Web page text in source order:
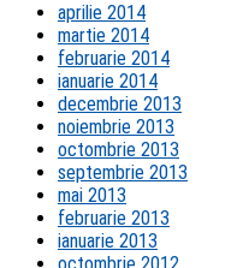
aprilie 2014
martie 2014
februarie 2014
ianuarie 2014
decembrie 2013
noiembrie 2013
octombrie 2013
septembrie 2013
mai 2013
februarie 2013
ianuarie 2013